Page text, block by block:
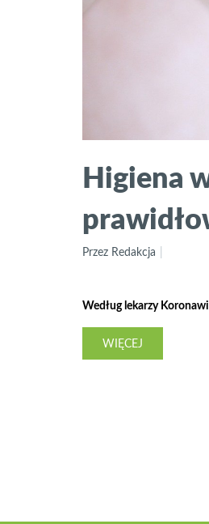
Higiena
Przez Redakcja
Według lekarzy
WIĘCEJ